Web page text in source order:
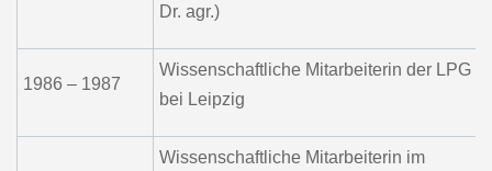
Dr. agr.)
1986 – 1987
Wissenschaftliche Mitarbeiterin der LPG
bei Leipzig
Wissenschaftliche Mitarbeiterin im